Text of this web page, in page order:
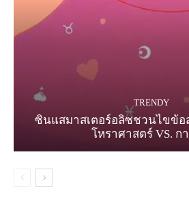
TRENDY
ซินแสมาสเตอร์อลิซชวนไขข้อ
โหราศาสตร์ VS. ก